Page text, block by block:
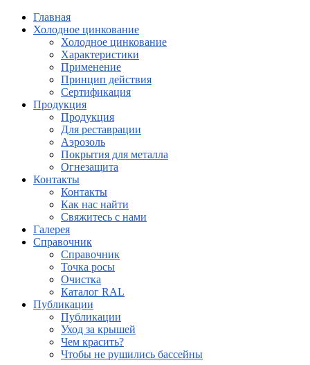
Главная
Холодное цинкование
Холодное цинкование
Характеристики
Применение
Принцип действия
Сертификация
Продукция
Продукция
Для реставрации
Аэрозоль
Покрытия для металла
Огнезащита
Контакты
Контакты
Как нас найти
Свяжитесь с нами
Галерея
Справочник
Справочник
Точка росы
Очистка
Каталог RAL
Публикации
Публикации
Уход за крышей
Чем красить?
Чтобы не рушились бассейны